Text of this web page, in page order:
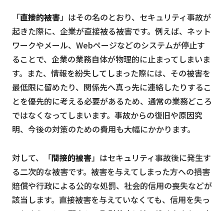
「直接的被害」はその名のとおり、セキュリティ事故が
起きた際に、企業が直接被る被害です。例えば、ネット
ワークやメール、Webページなどのシステムが停止す
ることで、企業の業務自体が物理的に止まってしまいま
す。また、情報を紛失してしまった際には、その被害を
最低限に留めたり、関係先へ真っ先に連絡したりするこ
とを優先的に考える必要があるため、通常の業務どころ
ではなくなってしまいます。事故からの復旧や原因究
明、今後の対策のための費用も大幅にかかります。
対して、「間接的被害」はセキュリティ事故後に発生す
る二次的な被害です。被害を与えてしまった方への損害
賠償や行政による公的な処罰、社会的信用の喪失などが
該当します。直接被害を与えていなくても、信用を失っ